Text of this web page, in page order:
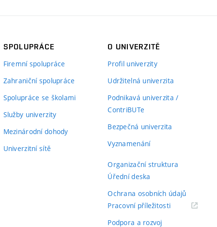
SPOLUPRÁCE
Firemní spolupráce
Zahraniční spolupráce
Spolupráce se školami
Služby univerzity
Mezinárodní dohody
Univerzitní sítě
O UNIVERZITĚ
Profil univerzity
Udržitelná univerzita
Podnikavá univerzita /
ContriBUTe
Bezpečná univerzita
Vyznamenání
Organizační struktura
Úřední deska
Ochrana osobních údajů
Pracovní příležitosti(externí
Podpora a rozvoj